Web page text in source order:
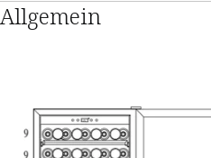
Allgemein